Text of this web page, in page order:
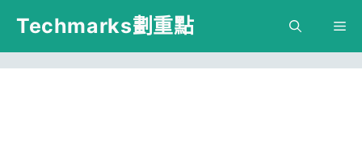
跳
主
Techmarks劃重點